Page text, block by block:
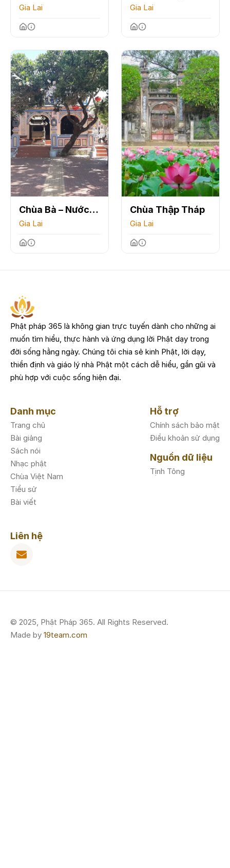
Gia Lai
Quang
Gia Lai
Chùa Bà – Nước
Mặn
Gia Lai
Chùa Thập Tháp
Gia Lai
Phật pháp 365 là không gian trực tuyến dành cho những ai
muốn tìm hiểu, thực hành và ứng dụng lời Phật dạy trong
đời sống hằng ngày. Chúng tôi chia sẻ kinh Phật, lời dạy,
thiền định và giáo lý nhà Phật một cách dễ hiểu, gần gũi và
phù hợp với cuộc sống hiện đại.
Danh mục
Trang chủ
Bài giảng
Sách nói
Nhạc phật
Chùa Việt Nam
Tiểu sử
Bài viết
Hỗ trợ
Chính sách bảo mật
Điều khoản sử dụng
Nguồn dữ liệu
Tịnh Tông
Liên hệ
© 2025, Phật Pháp 365. All Rights Reserved.
Made by 19team.com